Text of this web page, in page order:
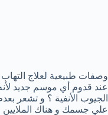
وصفات طبيعية لعلاج
عند قدوم أي موسم جديد
الجيوب الأنفية ؟ و تشعر
علي جسمك و هناك الملايين